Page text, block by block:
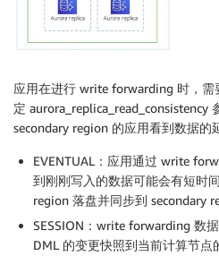
应用在进行 write forwarding 时，需
定 aurora_replica_read_consistency
secondary region 的应用看到数据的
EVENTUAL：应用通过 write
到刚刚写入的数据可能会有短时
region 落盘并同步到 secondary
SESSION：write forwarding 数
DML 的变更快照到当前计算节点